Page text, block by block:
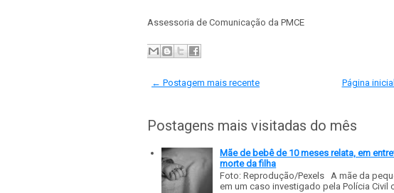
Assessoria de Comunicação da PMCE
← Postagem mais recente Página inicial
Postagens mais visitadas do mês
Mãe de bebê de 10 meses relata, em
morte da filha
Foto: Reprodução/Pexels A mãe da
em um caso investigado pela Polícia Civil